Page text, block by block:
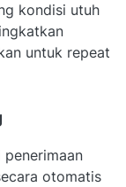
kondisi utuh
untuk repeat
otomatis